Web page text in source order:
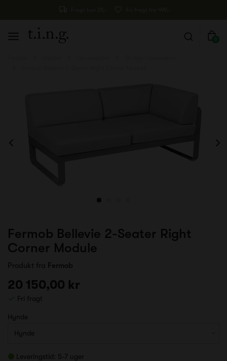
0
Fermob Bellevie 2-Seater Right
Corner Module
Produkt fra Fermob
20 150,00 kr
Fri fragt
Hynde
Leveringstid: 5-7 uger